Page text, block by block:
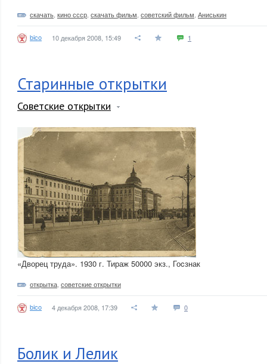
скачать кино ссср скачать фильм советский фильм Аниськин
bico 10 декабря 2008, 15:49 1
Старинные открытки
Советские открытки
«Дворец труда». 1930 г. Тираж 50000 экз., Гоcзнак
открытка советские открытки
bico 4 декабря 2008, 17:39 0
Болик и Лелик